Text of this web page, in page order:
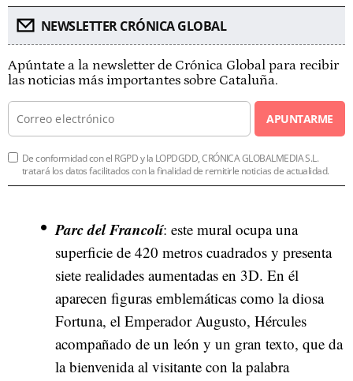
NEWSLETTER CRÓNICA GLOBAL
Apúntate a la newsletter de Crónica Global para recibir
las noticias más importantes sobre Cataluña.
APUNTARME
De conformidad con el RGPD y la LOPDGDD, CRÓNICA GLOBALMEDIA S.L.
tratará los datos facilitados con la finalidad de remitirle noticias de actualidad.
Parc del Francolí: este mural ocupa una
superficie de 420 metros cuadrados y presenta
siete realidades aumentadas en 3D. En él
aparecen figuras emblemáticas como la diosa
Fortuna, el Emperador Augusto, Hércules
acompañado de un león y un gran texto, que da
la bienvenida al visitante con la palabra